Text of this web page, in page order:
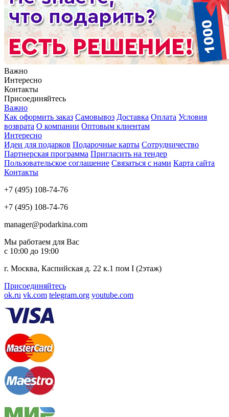
Важно
Интересно
Контакты
Присоединяйтесь
Важно
Как оформить заказ Самовывоз Доставка Оплата Условия
возврата О компании Оптовым клиентам
Интересно
Идеи для подарков Подарочные карты Сотрудничество
Партнерская программа Пригласить на тендер
Пользовательское соглашение Связаться с нами Карта сайта
Контакты
+7 (495) 108-74-76
+7 (495) 108-74-76
manager@podarkina.com
Мы работаем для Вас
с 10:00 до 19:00
г. Москва, Каспийская д. 22 к.1 пом I (2этаж)
Присоединяйтесь
ok.ru vk.com telegram.org youtube.com